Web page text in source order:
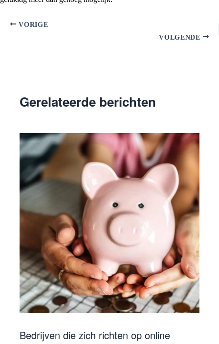
VORIGE
VOLGENDE
Gerelateerde berichten
Bedrijven die zich richten op online